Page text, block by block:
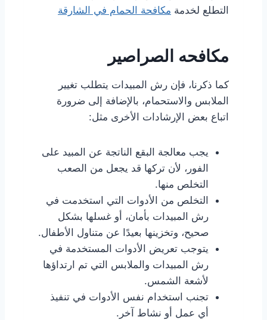
التطلع لخدمة مكافحة الحمام في الشارقة
مكافحه الصراصير
كما ذكرنا، فإن رش المبيدات يتطلب تغيير
الملابس والاستحمام، بالإضافة إلى ضرورة
اتباع بعض الإرشادات الأخرى مثل:
يجب معالجة البقع الناتجة عن المبيد على
الفور، لأن تركها قد يجعل من الصعب
التخلص منها.
التخلص من الأدوات التي استخدمت في
رش المبيدات بأمان، أو غسلها بشكل
صحيح، وتخزينها بعيدًا عن متناول الأطفال.
يتوجب تعريض الأدوات المستخدمة في
رش المبيدات والملابس التي تم ارتداؤها
لأشعة الشمس.
تجنب استخدام نفس الأدوات في تنفيذ
أي عمل أو نشاط آخر.